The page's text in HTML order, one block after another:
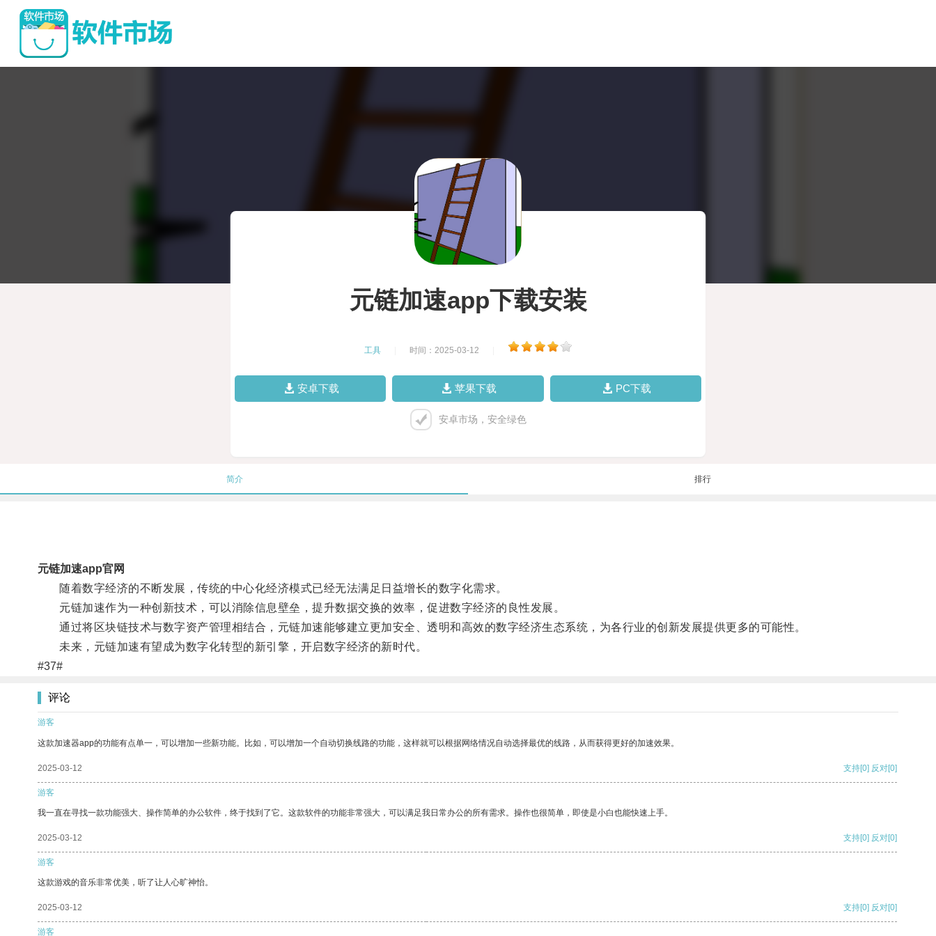
元链加速app下载安装
工具 时间：2025-03-12
安卓下载 苹果下载 PC下载
安卓市场，安全绿色
简介 排行
元链加速app官网
随着数字经济的不断发展，传统的中心化经济模式已经无法满足日益增长的数字化需求。
元链加速作为一种创新技术，可以消除信息壁垒，提升数据交换的效率，促进数字经济的良性发展。
通过将区块链技术与数字资产管理相结合，元链加速能够建立更加安全、透明和高效的数字经济生态系统，为各行业的创新发展提供更多的可能性。
未来，元链加速有望成为数字化转型的新引擎，开启数字经济的新时代。
#37#
评论
游客
这款加速器app的功能有点单一，可以增加一些新功能。比如，可以增加一个自动切换线路的功能，这样就可以根据网络情况自动选择最优的线路，从而获得更好的加速效果。
2025-03-12 支持[0] 反对[0]
游客
我一直在寻找一款功能强大、操作简单的办公软件，终于找到了它。这款软件的功能非常强大，可以满足我日常办公的所有需求。操作也很简单，即使是小白也能快速上手。
2025-03-12 支持[0] 反对[0]
游客
这款游戏的音乐非常优美，听了让人心旷神怡。
2025-03-12 支持[0] 反对[0]
游客